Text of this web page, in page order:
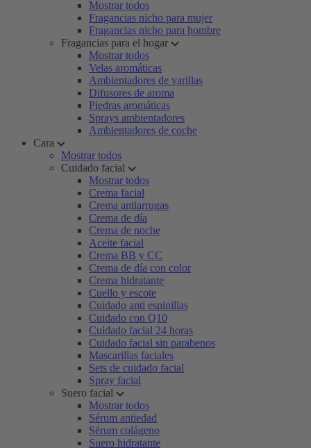
Mostrar todos
Fragancias nicho para mujer
Fragancias nicho para hombre
Fragancias para el hogar
Mostrar todos
Velas aromáticas
Ambientadores de varillas
Difusores de aroma
Piedras aromáticas
Sprays ambientadores
Ambientadores de coche
Cara
Mostrar todos
Cuidado facial
Mostrar todos
Crema facial
Crema antiarrugas
Crema de día
Crema de noche
Aceite facial
Crema BB y CC
Crema de día con color
Crema hidratante
Cuello y escote
Cuidado anti espinillas
Cuidado con Q10
Cuidado facial 24 horas
Cuidado facial sin parabenos
Mascarillas faciales
Sets de cuidado facial
Spray facial
Suero facial
Mostrar todos
Sérum antiedad
Sérum colágeno
Suero hidratante